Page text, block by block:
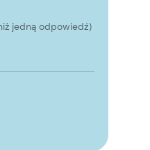
jedną odpowiedź)